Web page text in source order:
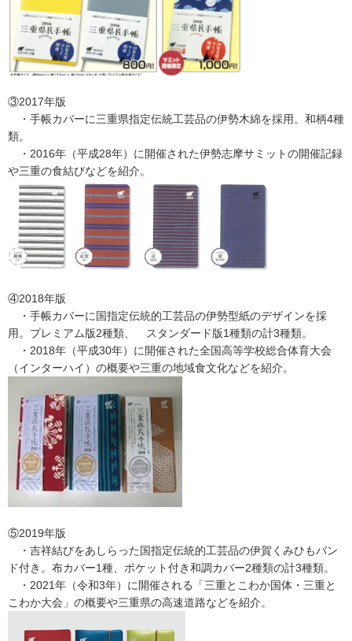
③2017年版
・手帳カバーに三重県指定伝統工芸品の伊勢木綿を採用。和柄4種
類。
・2016年（平成28年）に開催された伊勢志摩サミットの開催記録
や三重の食結びなどを紹介。
④2018年版
・手帳カバーに国指定伝統的工芸品の伊勢型紙のデザインを採
用。プレミアム版2種類、 スタンダード版1種類の計3種類。
・2018年（平成30年）に開催された全国高等学校総合体育大会
（インターハイ）の概要や三重の地域食文化などを紹介。
⑤2019年版
・吉祥結びをあしらった国指定伝統的工芸品の伊賀くみひもバン
ド付き。布カバー1種、ポケット付き和調カバー2種類の計3種類。
・2021年（令和3年）に開催される「三重とこわか国体・三重と
こわか大会」の概要や三重県の高速道路などを紹介。